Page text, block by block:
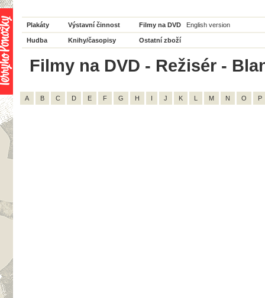
Plakáty Výstavní činnost Filmy na DVD English version
Hudba Knihy/časopisy Ostatní zboží
Filmy na DVD - Režisér -
A B C D E F G H I J K L M N O P